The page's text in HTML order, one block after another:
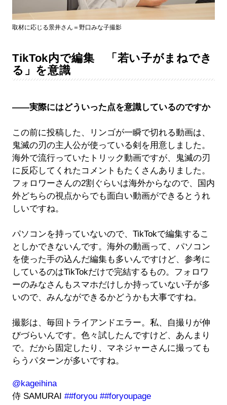
取材に応じる景井さん＝野口みな子撮影
TikTok内で編集 「若い子がまねでき
る」を意識
――実際にはどういった点を意識しているのですか
この前に投稿した、リンゴが一瞬で切れる動画は、
鬼滅の刃の主人公が使っている剣を用意しました。
海外で流行っていたトリック動画ですが、鬼滅の刃
に反応してくれたコメントもたくさんありました。
フォロワーさんの2割ぐらいは海外からなので、国内
外どちらの視点からでも面白い動画ができるとうれ
しいですね。
パソコンを持っていないので、TikTokで編集するこ
としかできないんです。海外の動画って、パソコン
を使った手の込んだ編集も多いんですけど、参考に
しているのはTikTokだけで完結するもの。フォロワ
ーのみなさんもスマホだけしか持っていない子が多
いので、みんなができるかどうかも大事ですね。
撮影は、毎回トライアンドエラー。私、自撮りが伸
びづらいんです。色々試したんですけど、あんまり
で。だから固定したり、マネジャーさんに撮っても
らうパターンが多いですね。
@kageihina
侍 SAMURAI ##foryou ##foryoupage